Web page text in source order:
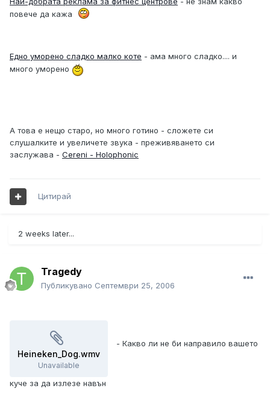
повече да кажа
Едно уморено сладко малко коте - ама много сладко.... и
много уморено
А това е нещо старо, но много готино - сложете си
слушалките и увеличете звука - преживяването си
заслужава - Cereni - Holophonic
Цитирай
2 weeks later...
Tragedy
Публикувано Септември 25, 2006
Heineken_Dog.wmv
Unavailable
- Какво ли не би направило вашето
куче за да излезе навън